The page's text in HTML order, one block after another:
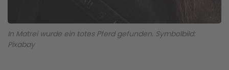
In Matrei wurde ein totes Pferd gefunden. Symbolbild:
Pixabay